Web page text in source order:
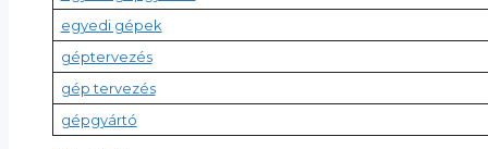
egyedi gépek
géptervezés
gép tervezés
gépgyártó